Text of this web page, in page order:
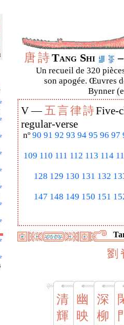
唐詩Tang Shi
Un recueil de 320
son apogée. Œuvres
Bynner
V —五言律詩Five-
regular-verse
nº 90 91 92 93 94 95 96 97
109 110 111 112 113 114
128 129 130 131 132
147 148 149 150 151
劉
清
輝
幽
映
深
柳